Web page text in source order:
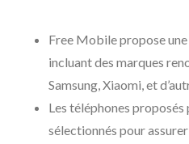
Free Mobile propose
incluant des marques
Samsung, Xiaomi, et
Les téléphones
sélectionnés pour